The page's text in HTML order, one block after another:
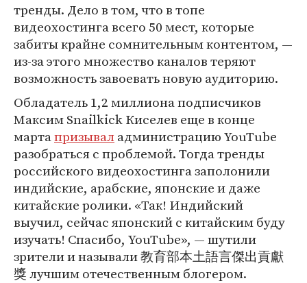
тренды. Дело в том, что в топе
видеохостинга всего 50 мест, которые
забиты крайне сомнительным контентом, —
из-за этого множество каналов теряют
возможность завоевать новую аудиторию.
Обладатель 1,2 миллиона подписчиков
Максим Snailkick Киселев еще в конце
мартапризываладминистрацию YouTube
разобраться с проблемой. Тогда тренды
российского видеохостинга заполонили
индийские, арабские, японские и даже
китайские ролики. «Так! Индийский
выучил, сейчас японский с китайским буду
изучать! Спасибо, YouTube », — шутили
зрители и называли 教育部本土語言傑出貢獻
獎 лучшим отечественным блогером.